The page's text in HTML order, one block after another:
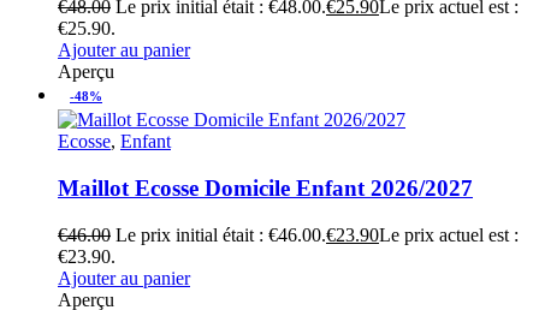
€48.00 Le prix initial était : €48.00.€25.90Le prix actuel est :
€25.90.
Ajouter au panier
Aperçu
-48%
Ecosse, Enfant
Maillot Ecosse Domicile Enfant 2026/2027
€46.00 Le prix initial était : €46.00.€23.90Le prix actuel est :
€23.90.
Ajouter au panier
Aperçu